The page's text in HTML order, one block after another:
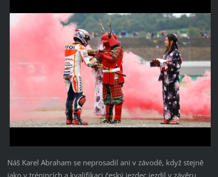
Náš Karel Abraham se neprosadil ani v závodě, když stejně
jako v trénincích a kvalifikaci český jezdec jezdil v závěru